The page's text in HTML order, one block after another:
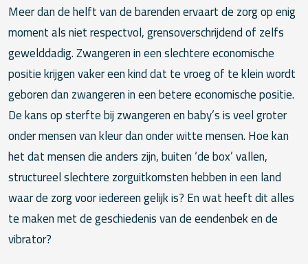
Meer dan de helft van de barenden ervaart de zorg op enig
moment als niet respectvol, grensoverschrijdend of zelfs
gewelddadig. Zwangeren in een slechtere economische
positie krijgen vaker een kind dat te vroeg of te klein wordt
geboren dan zwangeren in een betere economische positie.
De kans op sterfte bij zwangeren en baby’s is veel groter
onder mensen van kleur dan onder witte mensen. Hoe kan
het dat mensen die anders zijn, buiten ‘de box’ vallen,
structureel slechtere zorguitkomsten hebben in een land
waar de zorg voor iedereen gelijk is? En wat heeft dit alles
te maken met de geschiedenis van de eendenbek en de
vibrator?